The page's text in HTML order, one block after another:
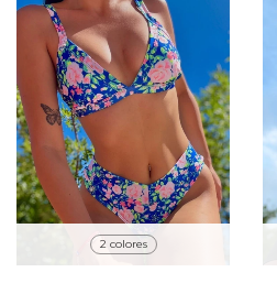
2 colores